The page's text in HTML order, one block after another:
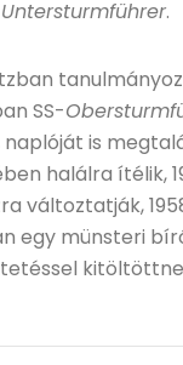
Untersturmführer.
SS-
is
halálra ítélik,
változtatják,
egy münsteri